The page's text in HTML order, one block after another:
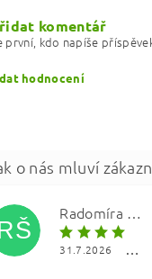
komentář
první, kdo napíše
hodnocení
Radomíra Šolínová
31.7.2026